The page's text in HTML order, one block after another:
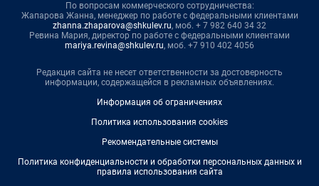
По вопросам коммерческого сотрудничества:
Жапарова Жанна, менеджер по работе с федеральными клиентами
zhanna.zhaparova@shkulev.ru, моб. + 7 982 640 34 32
Ревина Мария, директор по работе с федеральными клиентами
mariya.revina@shkulev.ru, моб. +7 910 402 4056
Редакция сайта не несет ответственности за достоверность
информации, содержащейся в рекламных объявлениях.
Информация об ограничениях
Политика использования cookies
Рекомендательные системы
Политика конфиденциальности и обработки персональных данных и
правила использования сайта